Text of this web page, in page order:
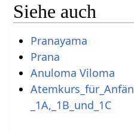
Siehe auch
Pranayama
Prana
Anuloma Viloma
_1A,_1B_und_1C